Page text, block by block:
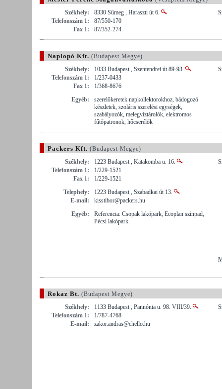
Székhely:
8330 Sümeg , Haraszti út 6.
Telefonszám 1:
87/550-170
Fax 1:
87/352-274
Naplopó Kft. (Budapest Megye)
Székhely:
1033 Budapest , Szentendrei út 89-93.
Telefonszám 1:
1/237-0433
Fax 1:
1/368-8676
Egyéb:
szerelőkeretek napkollektorokhoz, bádogozó
készletek, szoláris szerelési egységek,
szabályozók, melegvíztárolók, elektromos
fűtőpatronok, hőcserélők
Packers Kft. (Budapest Megye)
Székhely:
1223 Budapest , Katakomba u. 16.
Telefonszám 1:
1/229-1521
Fax 1:
1/229-1521
Telephely:
1223 Budapest , Szabadkai út 13.
E-mail:
kisstibor@packers.hu
Egyéb:
Referencia: Csopak lakópark, Ecoplan színpad,
Pécsi lakópark.
Rokaz Bt. (Budapest Megye)
Székhely:
1133 Budapest , Pannónia u. 98. VIII/39.
Telefonszám 1:
1/787-4768
E-mail:
zakor.andras@chello.hu